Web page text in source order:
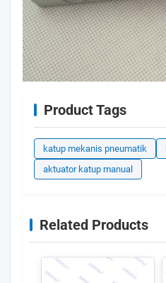
Product Tags
katup mekanis pneumatik
aktuator katup manual
Related Products